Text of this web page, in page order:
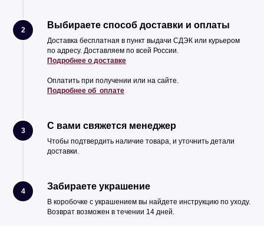
2 Выбираете способ доставки и оплаты
Доставка бесплатная в пункт выдачи СДЭК или курьером
по адресу. Доставляем по всей России.
Подробнее о доставке
Оплатить при получении или на сайте.
Подробнее об оплате
3 С вами свяжется менеджер
Чтобы подтвердить наличие товара, и уточнить детали
доставки.
4 Забираете украшение
В коробочке с украшением вы найдете инструкцию по уходу.
Возврат возможен в течении 14 дней.